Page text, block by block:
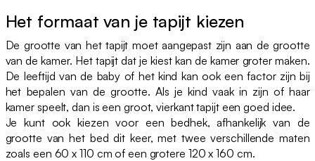
Het formaat van je tapijt kiezen
De grootte van het tapijt moet aangepast zijn aan de grootte
van de kamer. Het tapijt dat je kiest kan de kamer groter maken.
De leeftijd van de baby of het kind kan ook een factor zijn bij
het bepalen van de grootte. Als je kind vaak in zijn of haar
kamer speelt, dan is een groot, vierkant tapijt een goed idee.
Je kunt ook kiezen voor een bedhek, afhankelijk van de
grootte van het bed dit keer, met twee verschillende maten
zoals een 60 x 110 cm of een grotere 120 x 160 cm.